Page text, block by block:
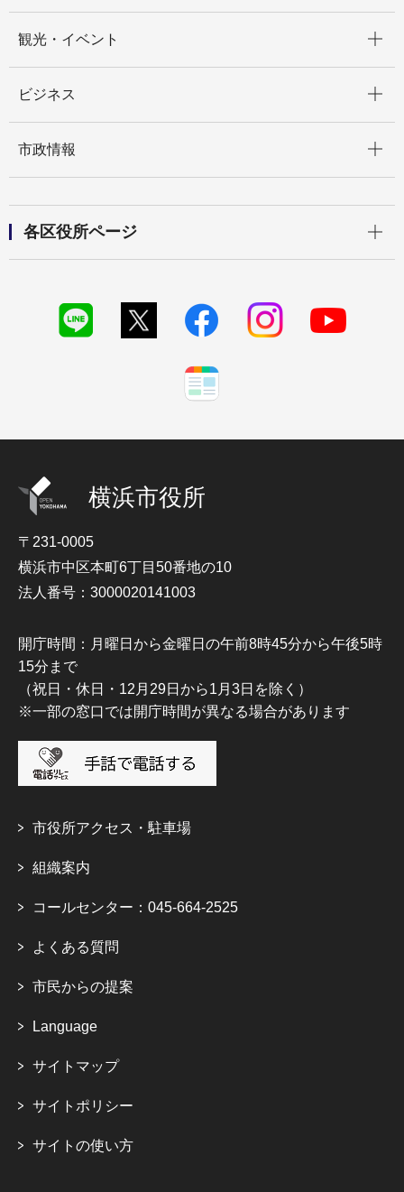
観光・イベント
ビジネス
市政情報
各区役所ページ
横浜市役所
〒231-0005
横浜市中区本町6丁目50番地の10
法人番号：3000020141003
開庁時間：月曜日から金曜日の午前8時45分から午後5時
15分まで
（祝日・休日・12月29日から1月3日を除く）
※一部の窓口では開庁時間が異なる場合があります
市役所アクセス・駐車場
組織案内
コールセンター：045-664-2525
よくある質問
市民からの提案
Language
サイトマップ
サイトポリシー
サイトの使い方